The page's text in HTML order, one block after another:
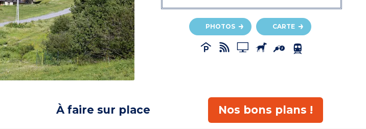
PHOTOS CARTE
À faire sur place Nos bons plans !